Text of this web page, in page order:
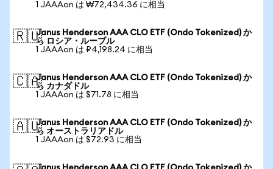
1 JAAAon は ₩72,434.36 に相当
🇷🇺Janus Henderson AAA CLO ETF (Ondo Tokenized) か
ら ロシア・ルーブル
1 JAAAon は ₽4,198.24 に相当
🇨🇦Janus Henderson AAA CLO ETF (Ondo Tokenized) か
ら カナダドル
1 JAAAon は $71.78 に相当
🇦🇺Janus Henderson AAA CLO ETF (Ondo Tokenized) か
ら オーストラリアドル
1 JAAAon は $72.93 に相当